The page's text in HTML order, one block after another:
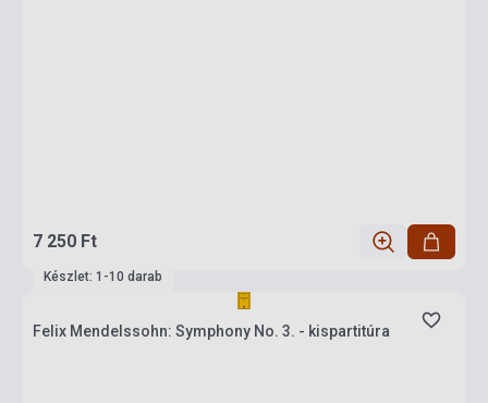
7 250 Ft
Készlet: 1-10 darab
Felix Mendelssohn: Symphony No. 3. - kispartitúra